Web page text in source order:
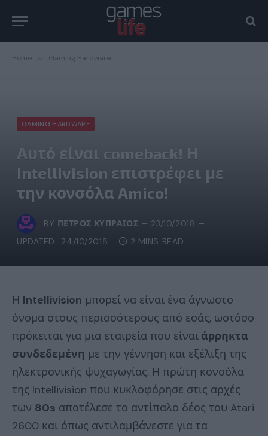
Home Gaming Hardware
GAMING HARDWARE
Αυτό είναι comeback! Η
Intellivision επιστρέφει με
την κονσόλα Amico!
BY ΠΈΤΡΟΣ ΚΥΠΡΑΊΟΣ
23/10/2018
UPDATED: 24/10/2018 2 MINS READ
Η Intellivision μπορεί να είναι ένα άγνωστο
όνομα στους περισσότερους από εσάς, ωστόσο
πρόκειται για μια εταιρεία που είναι άρρηκτα
συνδεδεμένη με την γέννηση και εξέλιξη της
ηλεκτρονικής ψυχαγωγίας. Η πρώτη κονσόλα
της Intellivision που κυκλοφόρησε στις αρχές
των 80s αποτέλεσε το αντίπαλο δέος του Atari
2600 και όπως αντιλαμβάνεστε για τα